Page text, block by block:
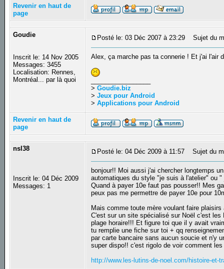
Revenir en haut de
page
Goudie
Inscrit le: 14 Nov 2005
Messages: 3455
Localisation: Rennes,
Montréal... par là quoi
Posté le: 03 Déc 2007 à 23:29 Sujet du
Alex, ça marche pas ta connerie ! Et j'ai l'air
>Goudie.biz
>Jeux pour Android
>Applications pour Android
Revenir en haut de
page
nsl38
Inscrit le: 04 Déc 2009
Messages: 1
Posté le: 04 Déc 2009 à 11:57 Sujet du
bonjour!! Moi aussi j'ai chercher longtemps
automatiques du style "je suis à l'atelier" ou
Quand à payer 10e faut pas pousser!! Mes
peux pas me permettre de payer 10e pour
Mais comme toute mère voulant faire
C'est sur un site spécialisé sur Noël c'est
plage horaire!!! Et figure toi que il y avait
tu remplie une fiche sur toi + qq
par carte bancaire sans aucun soucie et n'y
super dispo!! c'est rigolo de voir comment
http://www.les-lutins-de-noel.com/histoire-et-